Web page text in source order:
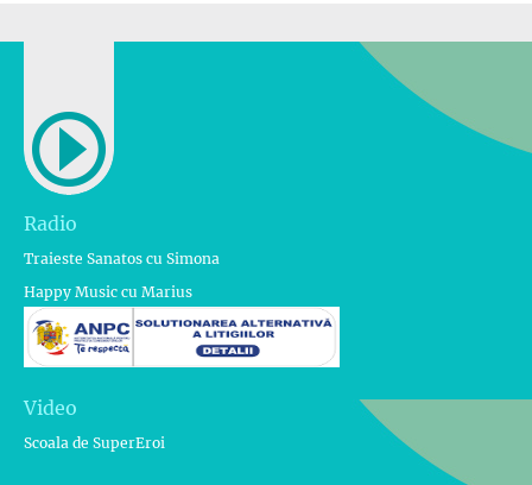
Radio
Traieste Sanatos cu Simona
Happy Music cu Marius
Video
Scoala de SuperEroi